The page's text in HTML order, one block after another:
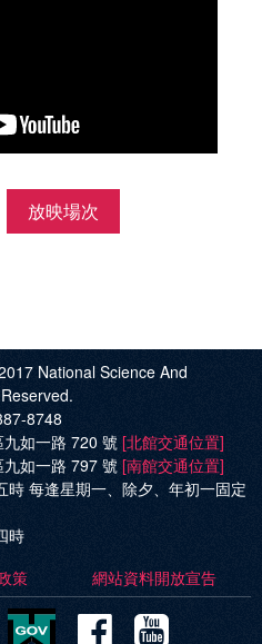
放映場次
National Science And
8748
如一路 720 號 [北館交通位置]
如一路 797 號 [南館交通位置]
時 每逢星期一、除夕、年初一固定
時
策 網站資料開放宣告